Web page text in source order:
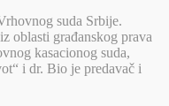
suda Srbije.
oblasti građanskog prava
kasacionog suda,
i dr. Bio je predavač i